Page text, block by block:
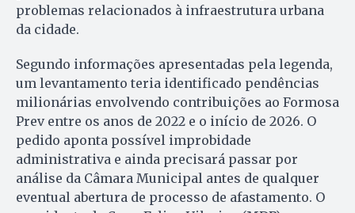
problemas relacionados à infraestrutura urbana
da cidade.
Segundo informações apresentadas pela legenda,
um levantamento teria identificado pendências
milionárias envolvendo contribuições ao Formosa
Prev entre os anos de 2022 e o início de 2026. O
pedido aponta possível improbidade
administrativa e ainda precisará passar por
análise da Câmara Municipal antes de qualquer
eventual abertura de processo de afastamento. O